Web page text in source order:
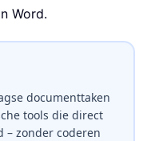
Word.
documenttaken
tools die direct
– zonder coderen